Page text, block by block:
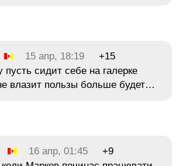
15 апр, 18:19
+15
пусть сидит себе на галерке
влазит пользы больше будет…
16 апр, 01:45
+9